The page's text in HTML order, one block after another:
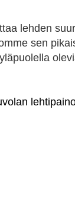
lehden
sen
yläpuolella